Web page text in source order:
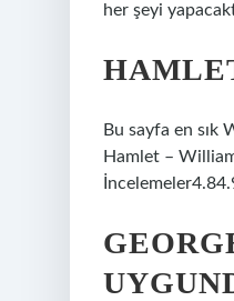
her şeyi
Bu sayfa en sık
Hamlet –